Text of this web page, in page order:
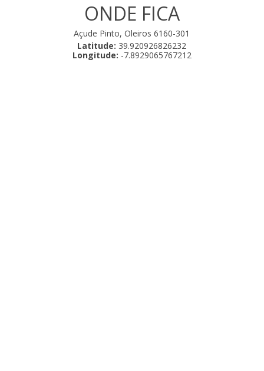
ONDE FICA
Açude Pinto, Oleiros 6160-301
Latitude: 39.920926826232
Longitude: -7.8929065767212